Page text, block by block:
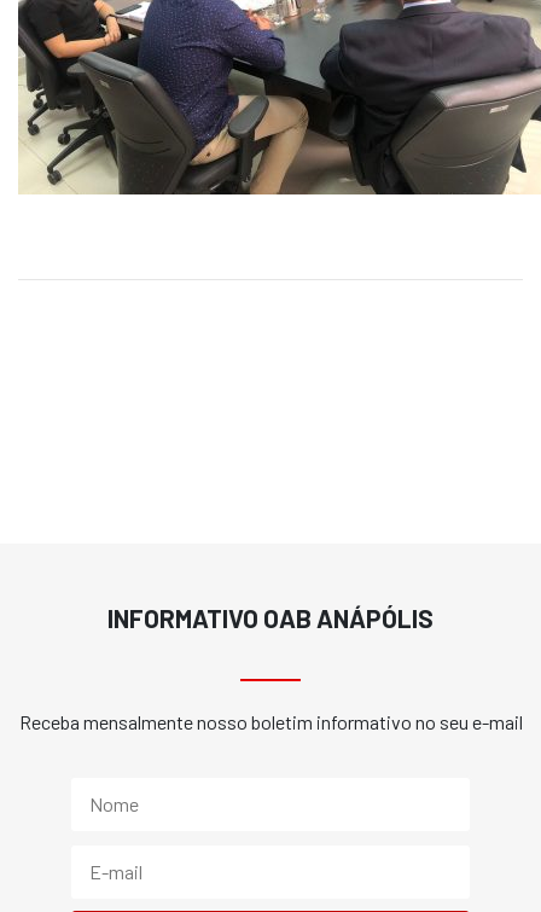
INFORMATIVO OAB ANÁPÓLIS
Receba mensalmente nosso boletim informativo no seu e-mail